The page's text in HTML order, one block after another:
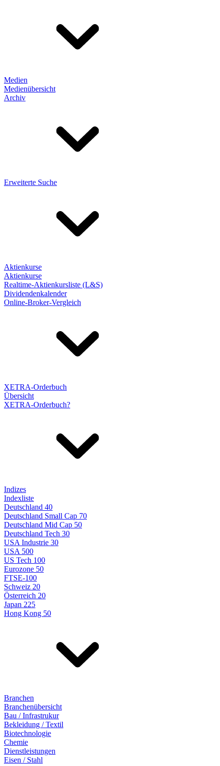
Medien
Medienübersicht
Archiv
Erweiterte Suche
Aktienkurse
Aktienkurse
Realtime-Aktienkursliste (L&S)
Dividendenkalender
Online-Broker-Vergleich
XETRA-Orderbuch
Übersicht
XETRA-Orderbuch?
Indizes
Indexliste
Deutschland 40
Deutschland Small Cap 70
Deutschland Mid Cap 50
Deutschland Tech 30
USA Industrie 30
USA 500
US Tech 100
Eurozone 50
FTSE-100
Schweiz 20
Österreich 20
Japan 225
Hong Kong 50
Branchen
Branchenübersicht
Bau / Infrastrukur
Bekleidung / Textil
Biotechnologie
Chemie
Dienstleistungen
Eisen / Stahl